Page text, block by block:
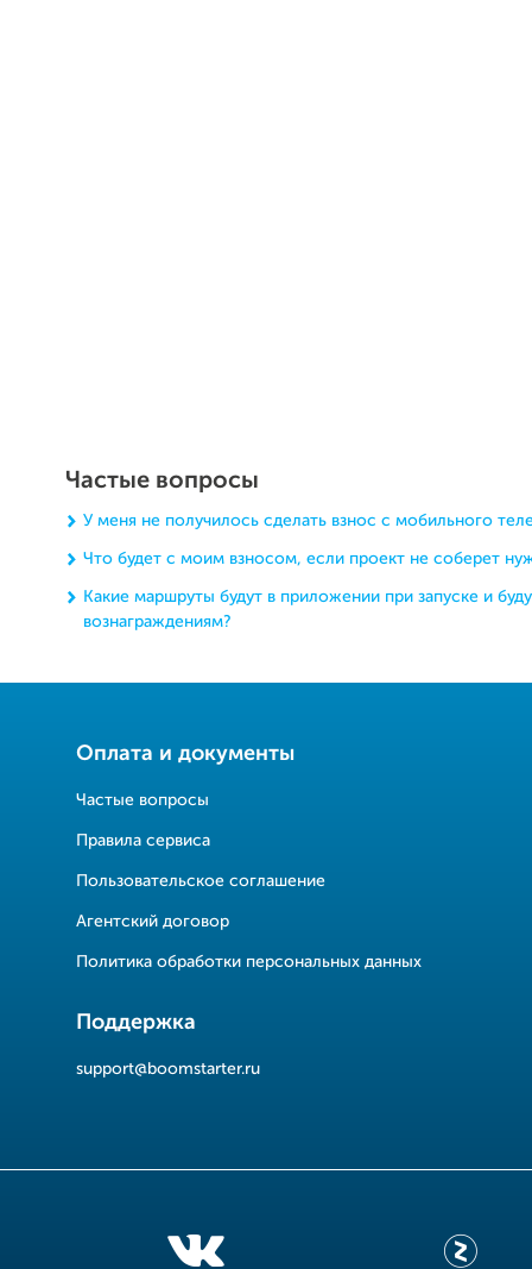
Частые вопросы
У меня не получилось сделать взнос с мобильного
Что будет с моим взносом, если проект не соберет
Какие маршруты будут в приложении при запуске и
вознаграждениям?
Оплата и документы
Частые вопросы
Правила сервиса
Пользовательское соглашение
Агентский договор
Политика обработки персональных данных
Поддержка
support@boomstarter.ru